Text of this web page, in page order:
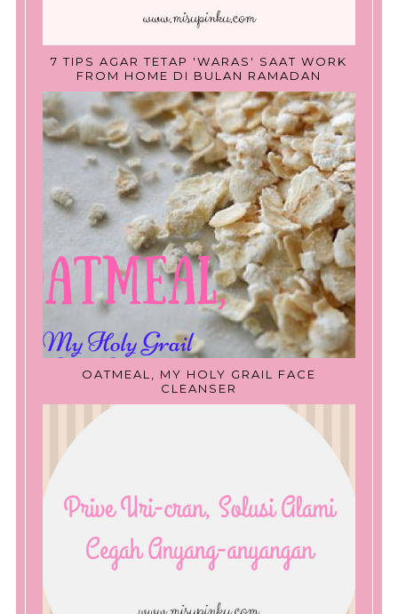
7 TIPS AGAR TETAP 'WARAS' SAAT WORK
FROM HOME DI BULAN RAMADAN
OATMEAL, MY HOLY GRAIL FACE
CLEANSER